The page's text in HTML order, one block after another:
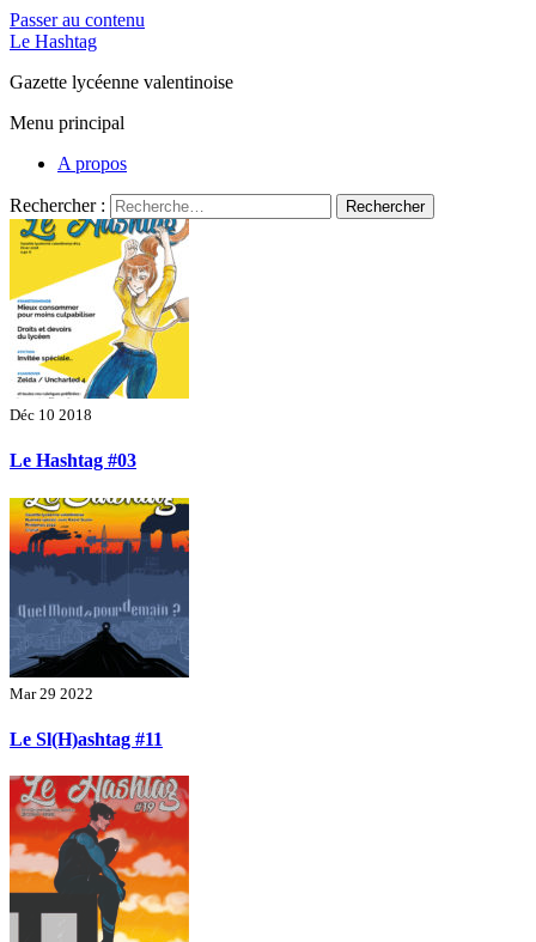
Passer au contenu
Le Hashtag
Gazette lycéenne valentinoise
Menu principal
A propos
Rechercher :
Déc 10 2018
Le Hashtag #03
Mar 29 2022
Le Sl(H)ashtag #11